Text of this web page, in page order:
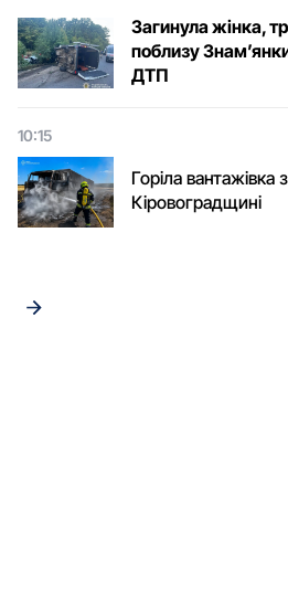
Загинула жінка,
поблизу
ДТП
10:15
Горіла вантажівка
Кіровоградщині